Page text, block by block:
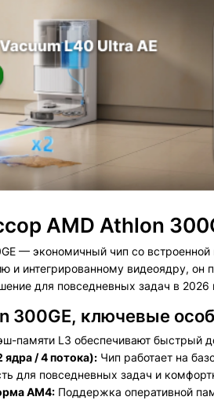
AMD Athlon
— экономичный чип со
и интегрированному видеоядру,
для повседневных задач в 2026
300GE, ключевые
памяти L3 обеспечивают быстрый
ядра / 4 потока): Чип работает на
для повседневных задач и
AM4: Поддержка оперативной